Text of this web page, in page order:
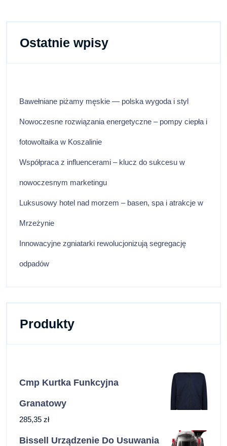
Ostatnie wpisy
Bawełniane piżamy męskie — polska wygoda i styl
Nowoczesne rozwiązania energetyczne – pompy ciepła i
fotowoltaika w Koszalinie
Współpraca z influencerami – klucz do sukcesu w
nowoczesnym marketingu
Luksusowy hotel nad morzem – basen, spa i atrakcje w
Mrzeżynie
Innowacyjne zgniatarki rewolucjonizują segregację
odpadów
Produkty
Cmp Kurtka Funkcyjna
Granatowy
285,35 zł
Bissell Urządzenie Do Usuwania